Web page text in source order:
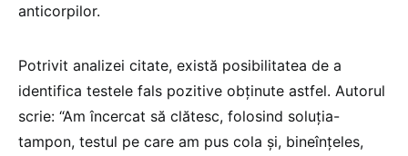
anticorpilor.
Potrivit analizei citate, există posibilitatea de a
identifica testele fals pozitive obținute astfel. Autorul
scrie: “Am încercat să clătesc, folosind soluția-
tampon, testul pe care am pus cola și, bineînțeles,